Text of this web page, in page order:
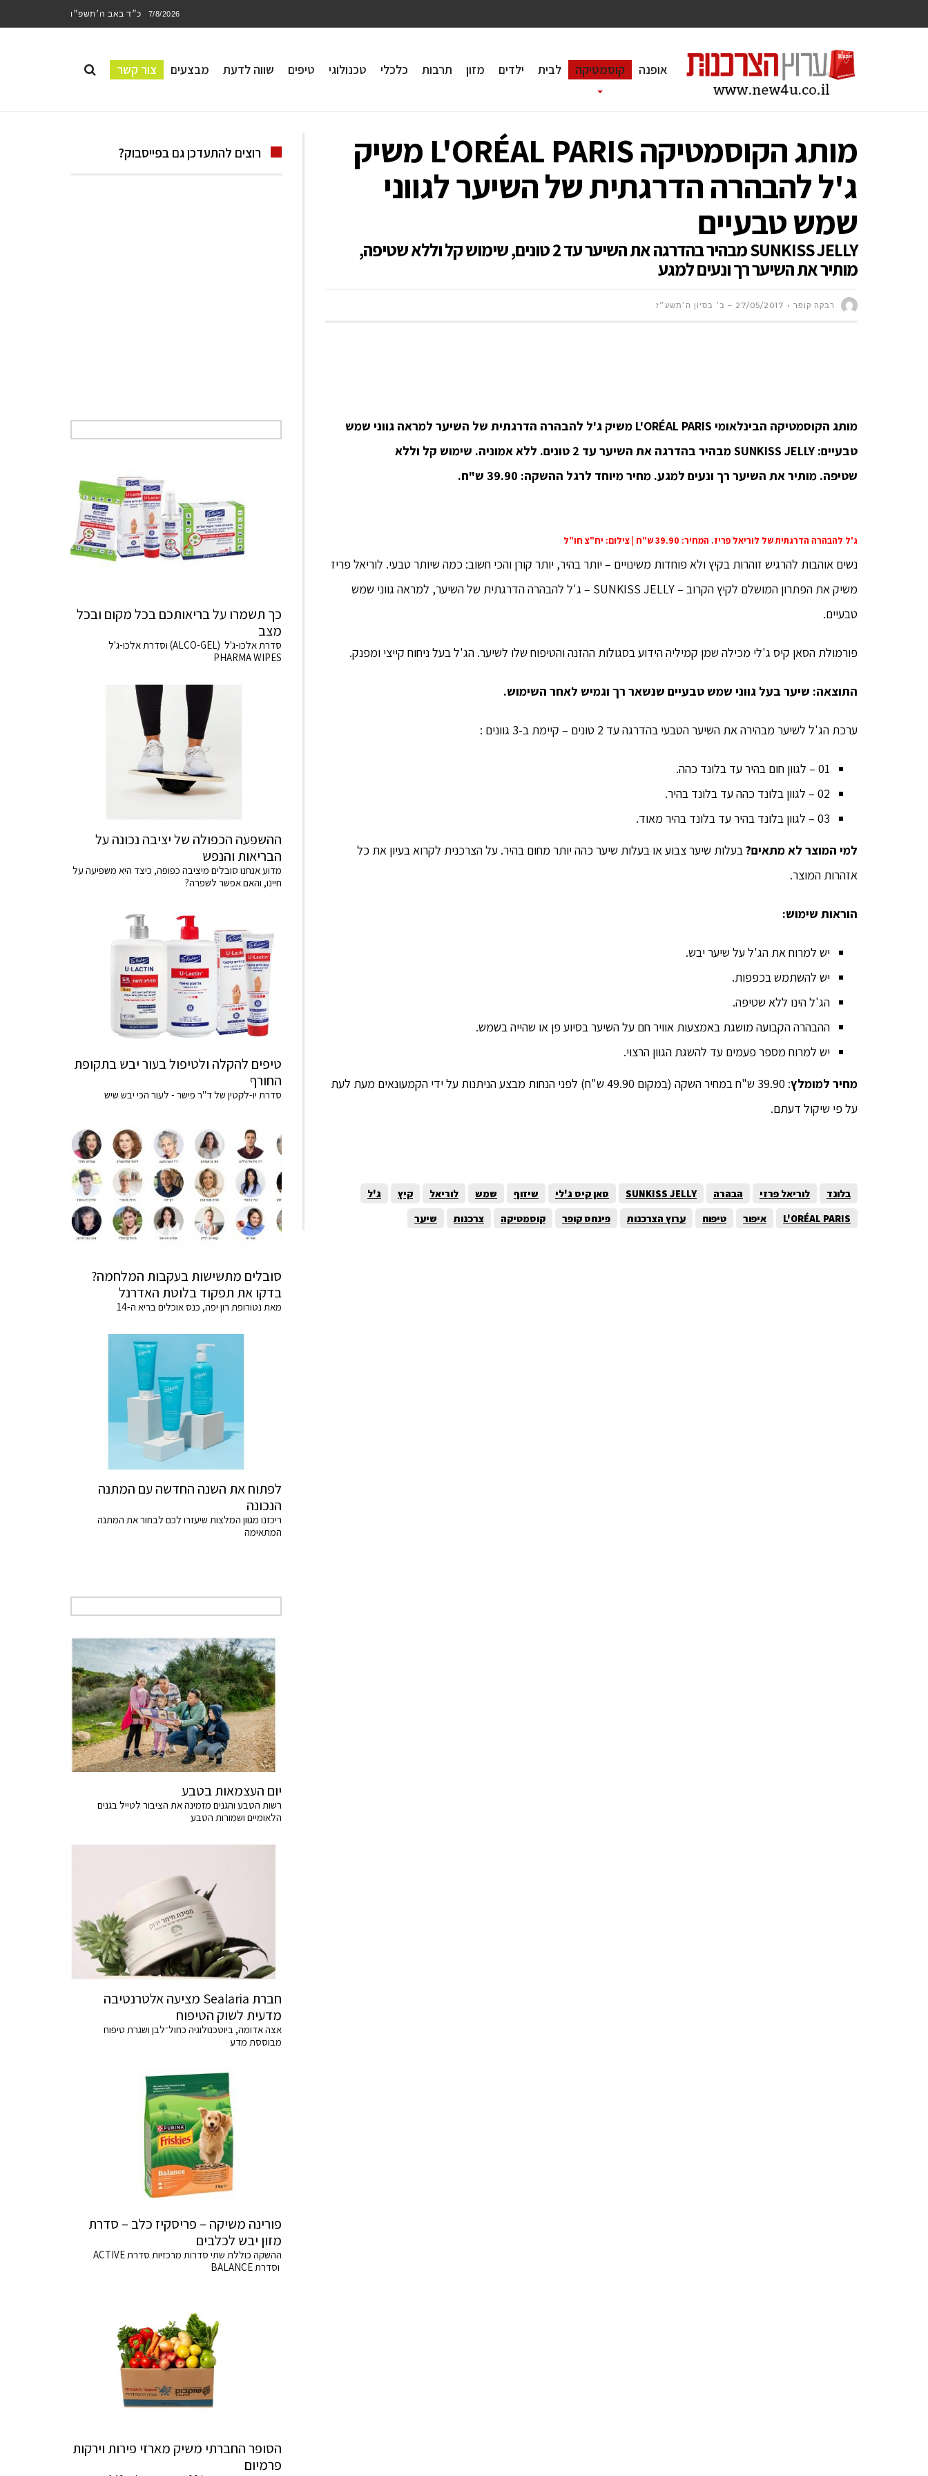
7/8/2026 כ״ד באב ה׳תשפ״ו
אופנה קוסמטיקה לבית ילדים מזון תרבות כלכלי טכנולוגי טיפים שווה לדעת מבצעים צור קשר
מותג הקוסמטיקה L'ORÉAL PARIS משיק
ג'ל להבהרה הדרגתית של השיער לגווני
שמש טבעיים
SUNKISS JELLY מבהיר בהדרגה את השיער עד 2 טונים, שימוש קל וללא שטיפה,
מותיר את השיער רך ונעים למגע
רבקה קופר 27/05/2017 – ב׳ בסיון ה׳תשע״ז
מותג הקוסמטיקה הבינלאומי L'ORÉAL PARIS משיק ג'ל להבהרה הדרגתית של השיער למראה גווני שמש
טבעיים: SUNKISS JELLYמבהיר בהדרגה את השיער עד 2 טונים. ללא אמוניה. שימוש קל וללא
שטיפה. מותיר את השיער רך ונעים למגע. מחיר מיוחד לרגל ההשקה: 39.90 ש"ח.
ג'ל להבהרה הדרגתית של לוריאל פריז. המחיר: 39.90 ש"ח | צילום: יח"צ חו"ל
נשים אוהבות להרגיש זוהרות בקיץ ולא פוחדות משינויים – יותר בהיר, יותר קורן והכי חשוב: כמה שיותר טבעי. לוריאל פריז
משיק את הפתרון המושלם לקיץ הקרוב – SUNKISS JELLY – ג'ל להבהרה הדרגתית של השיער, למראה גווני שמש
טבעיים.
פורמולת הסאן קיס ג'לי מכילה שמן קמיליה הידוע בסגולות ההזנה והטיפוח שלו לשיער. הג'ל בעל ניחוח קייצי ומפנק.
התוצאה: שיער בעל גווני שמש טבעיים שנשאר רך וגמיש לאחר השימוש.
ערכת הג'ל לשיער מבהירה את השיער הטבעי בהדרגה עד 2 טונים – קיימת ב-3 גוונים :
01 – לגוון חום בהיר עד בלונד כהה.
02 – לגוון בלונד כהה עד בלונד בהיר.
03 – לגוון בלונד בהיר עד בלונד בהיר מאוד.
למי המוצר לא מתאים?בעלות שיער צבוע או בעלות שיער כהה יותר מחום בהיר. על הצרכנית לקרוא בעיון את כל
אזהרות המוצר.
הוראות שימוש:
יש למרוח את הג'ל על שיער יבש.
יש להשתמש בכפפות.
הג'ל הינו ללא שטיפה.
ההבהרה הקבועה מושגת באמצעות אוויר חם על השיער בסיוע פן או שהייה בשמש.
יש למרוח מספר פעמים עד להשגת הגוון הרצוי.
מחיר למומלץ
: 39.90 ש"ח במחיר השקה (במקום 49.90 ש"ח) לפני הנחות מבצע הניתנות על ידי הקמעונאים מעת לעת
על פי שיקול דעתם.
בלונד לוריאל פרזי הבהרה SUNKISS JELLY סאן קיס ג'לי שיזוף שמש לוריאל קיץ
ג'ל
L'ORÉAL PARIS
איפור טיפוח ערוץ הצרכנות פינחס קופר קוסמטיקה צרכנות שיער
רוצים להתעדכן גם בפייסבוק?
כך תשמרו על בריאותכם בכל מקום ובכל
מצב
סדרת אלכו-ג'ל (ALCO-GEL) וסדרת אלכו-ג'ל
PHARMA WIPES
ההשפעה הכפולה של יציבה נכונה על
הבריאות והנפש
מדוע אנחנו סובלים מיציבה כפופה, כיצד היא משפיעה על
חיינו, והאם אפשר לשפרה?
טיפים להקלה ולטיפול בעור יבש בתקופת
החורף
סדרת יו-לקטין של ד"ר פישר - לעור הכי יבש שיש
סובלים מתשישות בעקבות המלחמה?
בדקו את תפקוד בלוטת האדרנל
מאת נטורופת רון יפה, כנס אוכלים בריא ה-14
לפתוח את השנה החדשה עם המתנה
הנכונה
ריכזנו מגוון המלצות שיעזרו לכם לבחור את המתנה
המתאימה
יום העצמאות בטבע
רשות הטבע והגנים מזמינה את הציבור לטייל בגנים
הלאומיים ושמורות הטבע
חברת Sealaria מציעה אלטרנטיבה
מדעית לשוק הטיפוח
אצה אדומה, ביוטכנולוגיה כחול־לבן ושגרת טיפוח
מבוססת מדע
פורינה משיקה – פריסקיז כלב – סדרת
מזון יבש לכלבים
ההשקה כוללת שתי סדרות מרכזיות סדרת ACTIVE
וסדרת BALANCE
הסופר החברתי משיק מארזי פירות וירקות
פרמיום